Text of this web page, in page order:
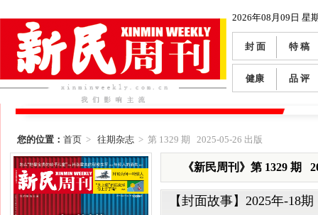
2026年08月09日 星
封 面 特 稿
健康 品 评
您的位置： 首页> 往期杂志> 第 1329 期 2025-05-26 出版
《新民周刊》第 1329 期
【封面故事】 2025年-18期